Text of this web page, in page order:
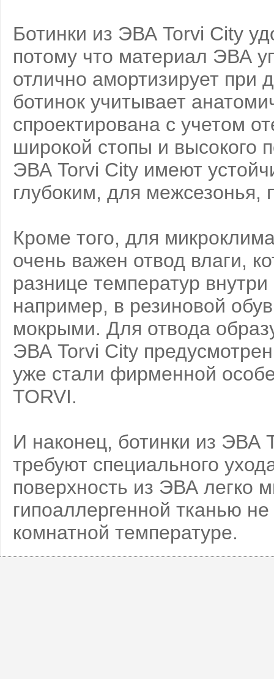
Ботинки из ЭВА Torvi City
потому что материал ЭВА
отлично амортизирует при
ботинок учитывает
спроектирована с учетом
широкой стопы и высокого
ЭВА Torvi City имеют
глубоким, для межсезонья,
Кроме того, для
очень важен отвод влаги,
разнице температур
например, в резиновой
мокрыми. Для отвода
ЭВА Torvi City
уже стали фирменной
TORVI.
И наконец, ботинки из ЭВА
требуют специального
поверхность из ЭВА легко
гипоаллергенной тканью
комнатной температуре.